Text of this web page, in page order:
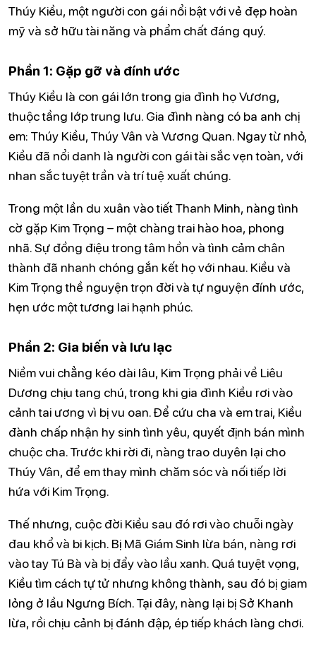
Thúy Kiều, một người con gái nổi bật với vẻ đẹp hoàn
mỹ và sở hữu tài năng và phẩm chất đáng quý.
Phần 1: Gặp gỡ và đính ước
Thúy Kiều là con gái lớn trong gia đình họ Vương,
thuộc tầng lớp trung lưu. Gia đình nàng có ba anh chị
em: Thúy Kiều, Thúy Vân và Vương Quan. Ngay từ nhỏ,
Kiều đã nổi danh là người con gái tài sắc vẹn toàn, với
nhan sắc tuyệt trần và trí tuệ xuất chúng.
Trong một lần du xuân vào tiết Thanh Minh, nàng tình
cờ gặp Kim Trọng – một chàng trai hào hoa, phong
nhã. Sự đồng điệu trong tâm hồn và tình cảm chân
thành đã nhanh chóng gắn kết họ với nhau. Kiều và
Kim Trọng thề nguyện trọn đời và tự nguyện đính ước,
hẹn ước một tương lai hạnh phúc.
Phần 2: Gia biến và lưu lạc
Niềm vui chẳng kéo dài lâu, Kim Trọng phải về Liêu
Dương chịu tang chú, trong khi gia đình Kiều rơi vào
cảnh tai ương vì bị vu oan. Để cứu cha và em trai, Kiều
đành chấp nhận hy sinh tình yêu, quyết định bán mình
chuộc cha. Trước khi rời đi, nàng trao duyên lại cho
Thúy Vân, để em thay mình chăm sóc và nối tiếp lời
hứa với Kim Trọng.
Thế nhưng, cuộc đời Kiều sau đó rơi vào chuỗi ngày
đau khổ và bi kịch. Bị Mã Giám Sinh lừa bán, nàng rơi
vào tay Tú Bà và bị đẩy vào lầu xanh. Quá tuyệt vọng,
Kiều tìm cách tự tử nhưng không thành, sau đó bị giam
lỏng ở lầu Ngưng Bích. Tại đây, nàng lại bị Sở Khanh
lừa, rồi chịu cảnh bị đánh đập, ép tiếp khách làng chơi.